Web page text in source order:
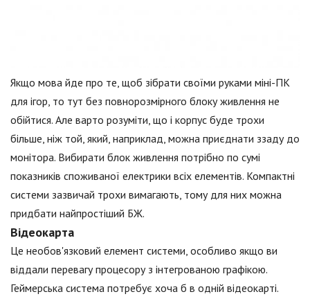
Якщо мова йде про те, щоб зібрати своїми руками міні-ПК
для ігор, то тут без повнорозмірного блоку живлення не
обійтися. Але варто розуміти, що і корпус буде трохи
більше, ніж той, який, наприклад, можна приєднати ззаду до
монітора. Вибирати блок живлення потрібно по сумі
показників споживаної електрики всіх елементів. Компактні
системи зазвичай трохи вимагають, тому для них можна
придбати найпростіший БЖ.
Відеокарта
Це необов'язковий елемент системи, особливо якщо ви
віддали перевагу процесору з інтегрованою графікою.
Геймерська система потребує хоча б в одній відеокарті.